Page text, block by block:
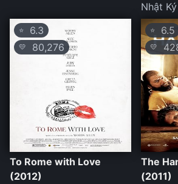
Nhật
⭐ 6.3
💛 80,276
To Rome with Love
(2012)
⭐ 6.5
💛
The
(2011)